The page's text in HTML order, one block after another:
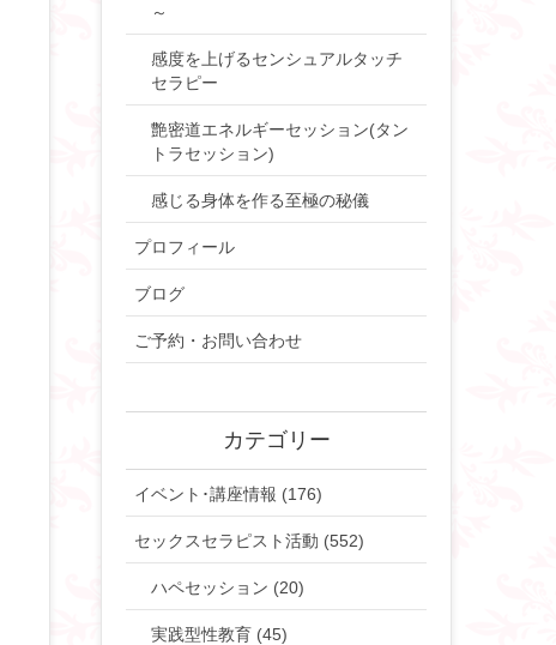
～
感度を上げるセンシュアルタッチ
セラピー
艶密道エネルギーセッション(タン
トラセッション)
感じる身体を作る至極の秘儀
プロフィール
ブログ
ご予約・お問い合わせ
カテゴリー
イベント･講座情報 (176)
セックスセラピスト活動 (552)
ハペセッション (20)
実践型性教育 (45)